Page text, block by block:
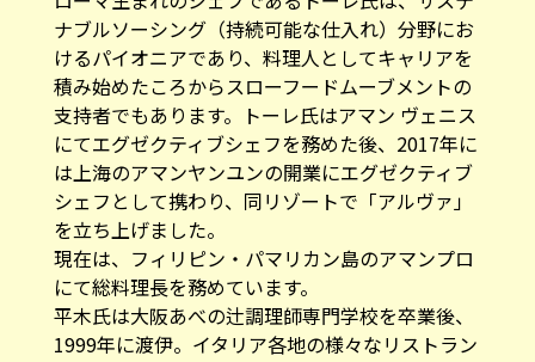
ナブルソーシング（持続可能な仕入れ）分野にお
けるパイオニアであり、料理人としてキャリアを
積み始めたころからスローフードムーブメントの
支持者でもあります。トーレ氏はアマン ヴェニス
にてエグゼクティブシェフを務めた後、2017年に
は上海のアマンヤンユンの開業にエグゼクティブ
シェフとして携わり、同リゾートで「アルヴァ」
を立ち上げました。
現在は、フィリピン・パマリカン島のアマンプロ
にて総料理長を務めています。
平木氏は大阪あべの辻調理師専門学校を卒業後、
1999年に渡伊。イタリア各地の様々なリストラン